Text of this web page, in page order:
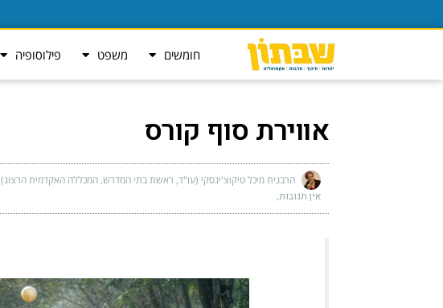
חומשים משפט פילוסופיה
אווירת סוף קורס
הרבנית מיכל טיקוצ'ינסקי (עו"ד, ראשת בתי המדרש, המכללה האקדמית הרצוג)
אין תגובות